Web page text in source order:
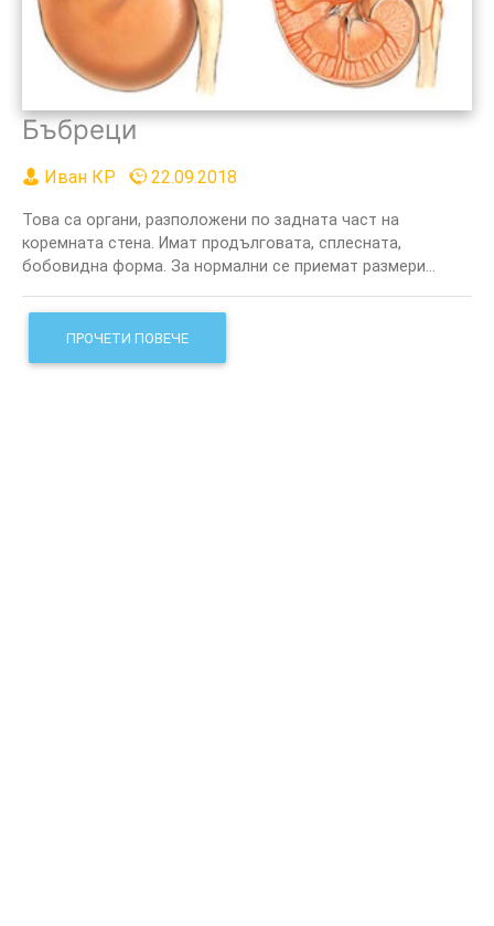
Бъбреци
Иван КР 22.09.2018
Това са органи, разположени по задната част на
коремната стена. Имат продълговата, сплесната,
бобовидна форма. За нормални се приемат размери...
ПРОЧЕТИ ПОВЕЧЕ